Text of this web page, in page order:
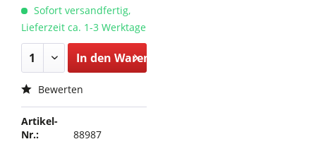
Sofort versandfertig,
Lieferzeit ca. 1-3 Werktage
In den Warenkorb
Bewerten
Artikel-
Nr.:
88987